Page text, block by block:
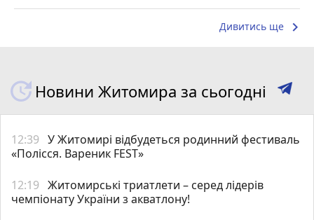
Дивитись ще keyboard_arrow_right
Новини Житомира за сьогодні
12:39 У Житомирі відбудеться родинний фестиваль
«Полісся. Вареник FEST»
12:19 Житомирські триатлети – серед лідерів
чемпіонату України з акватлону!